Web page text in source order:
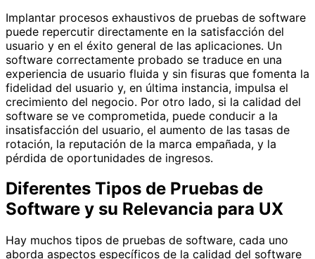
Implantar procesos exhaustivos de pruebas de software
puede repercutir directamente en la satisfacción del
usuario y en el éxito general de las aplicaciones. Un
software correctamente probado se traduce en una
experiencia de usuario fluida y sin fisuras que fomenta la
fidelidad del usuario y, en última instancia, impulsa el
crecimiento del negocio. Por otro lado, si la calidad del
software se ve comprometida, puede conducir a la
insatisfacción del usuario, el aumento de las tasas de
rotación, la reputación de la marca empañada, y la
pérdida de oportunidades de ingresos.
Diferentes Tipos de Pruebas de
Software y su Relevancia para UX
Hay muchos tipos de pruebas de software, cada uno
aborda aspectos específicos de la calidad del software